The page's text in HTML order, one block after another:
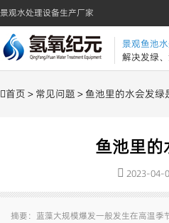
景观水处理设备生产厂家
景观鱼池
解决发绿
首页 > 常见问题 > 鱼池里的水会发绿
鱼池里
2023-04-
摘要：蓝藻大规模爆发一般发生在高温